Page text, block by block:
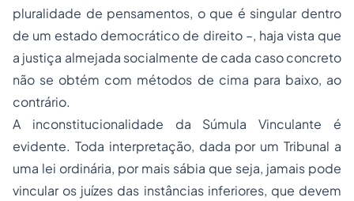
pluralidade de pensamentos, o que é singular dentro
de um estado democrático de direito –, haja vista que
a justiça almejada socialmente de cada caso concreto
não se obtém com métodos de cima para baixo, ao
contrário.
A inconstitucionalidade da Súmula Vinculante é
evidente. Toda interpretação, dada por um Tribunal a
uma lei ordinária, por mais sábia que seja, jamais pode
vincular os juízes das instâncias inferiores, que devem